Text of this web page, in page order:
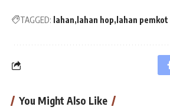
TAGGED: lahan lahan hop lahan pemkot
You Might Also Like